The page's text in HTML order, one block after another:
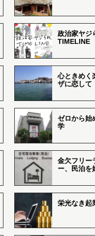
政治家ヤジ
TIMELINE
心ときめく
ザに恋して
ゼロから始
学
金欠フリー
ー、民泊を
栄光なき起